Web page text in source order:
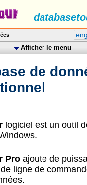
eng
Afficher le menu
de
logiciel est un outil
Pro ajoute de
ligne de